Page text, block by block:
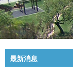
最新消息